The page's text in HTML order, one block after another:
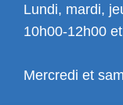
Lundi, mardi,
10h00-12h00
Mercredi et